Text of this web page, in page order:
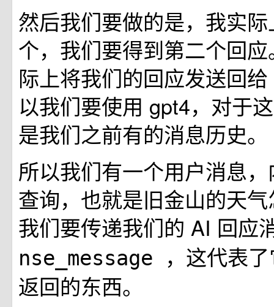
然后我们要做的是，我实
个，我们要得到第二个回
际上将我们的回应发送回
以我们要使用 gpt4，对于
是我们之前有的消息历史。
所以我们有一个用户消息
查询，也就是旧金山的天
我们要传递我们的 AI 回应
nse_message
，这代表
返回的东西。